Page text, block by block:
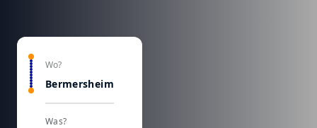
Wo?
Bermersheim
Was?